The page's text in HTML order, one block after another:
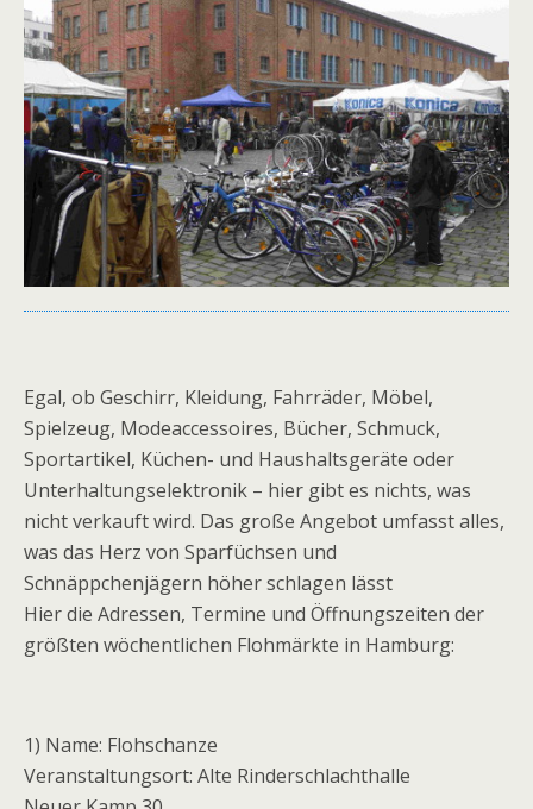
Egal, ob Geschirr, Kleidung, Fahrräder, Möbel,
Spielzeug, Modeaccessoires, Bücher, Schmuck,
Sportartikel, Küchen- und Haushaltsgeräte oder
Unterhaltungselektronik – hier gibt es nichts, was
nicht verkauft wird. Das große Angebot umfasst alles,
was das Herz von Sparfüchsen und
Schnäppchenjägern höher schlagen lässt
Hier die Adressen, Termine und Öffnungszeiten der
größten wöchentlichen Flohmärkte in Hamburg:
1) Name: Flohschanze
Veranstaltungsort: Alte Rinderschlachthalle